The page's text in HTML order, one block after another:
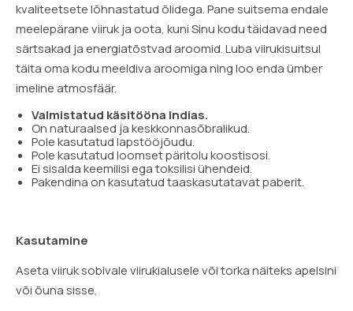
kvaliteetsete lõhnastatud õlidega. Pane suitsema endale
meelepärane viiruk ja oota, kuni Sinu kodu täidavad need
särtsakad ja energiatõstvad aroomid. Luba viirukisuitsul
täita oma kodu meeldiva aroomiga ning loo enda ümber
imeline atmosfäär.
Valmistatud käsitööna Indias.
On naturaalsed ja keskkonnasõbralikud.
Pole kasutatud lapstööjõudu.
Pole kasutatud loomset päritolu koostisosi.
Ei sisalda keemilisi ega toksilisi ühendeid.
Pakendina on kasutatud taaskasutatavat paberit.
Kasutamine
Aseta viiruk sobivale viirukialusele või torka näiteks apelsini
või õuna sisse.